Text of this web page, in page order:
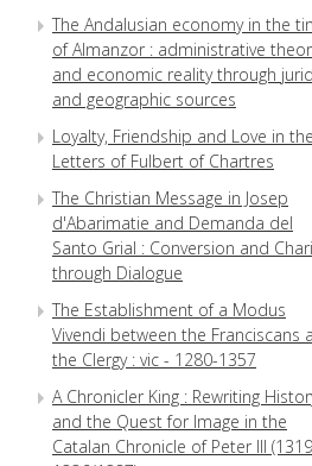
The Andalusian economy in the
of Almanzor : administrative
and economic reality through
and geographic sources
Loyalty, Friendship and Love in the
Letters of Fulbert of Chartres
The Christian Message in Josep
d'Abarimatie and Demanda del
Santo Grial : Conversion and
through Dialogue
The Establishment of a Modus
Vivendi between the Franciscans
the Clergy : vic - 1280-1357
A Chronicler King : Rewriting
and the Quest for Image in the
Catalan Chronicle of Peter III